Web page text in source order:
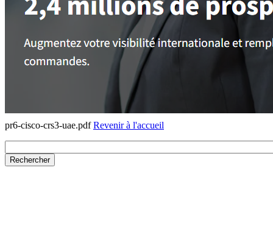
pr6-cisco-crs3-uae.pdfRevenir à l'accueil